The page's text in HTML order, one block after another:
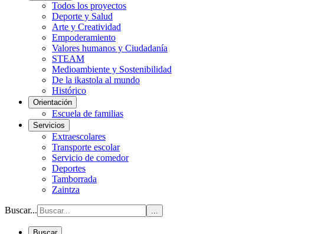
Todos los proyectos
Deporte y Salud
Arte y Creatividad
Empoderamiento
Valores humanos y Ciudadanía
STEAM
Medioambiente y Sostenibilidad
De la ikastola al mundo
Histórico
Orientación
Escuela de familias
Servicios
Extraescolares
Transporte escolar
Servicio de comedor
Deportes
Tamborrada
Zaintza
Buscar... ...